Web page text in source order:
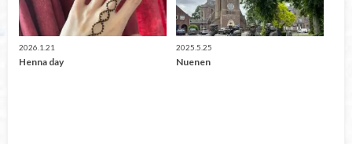
2026.1.21
Henna day
2025.5.25
Nuenen